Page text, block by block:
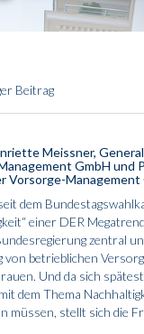
Beitrag
Meissner,
GmbH
Vorsorge-Management
dem
einer DER
zentral
von betrieblichen
Und da sich
dem Thema
müssen, stellt sich die